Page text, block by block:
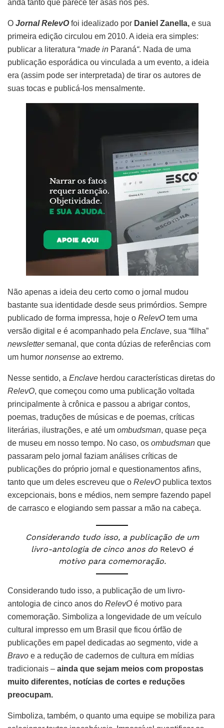
anda tanto que parece ter asas nos pés.
O Jornal RelevOfoi idealizado por Daniel Zanella, e sua
primeira edição circulou em 2010. A ideia era simples:
publicar a literatura “made in Paraná“. Nada de uma
publicação esporádica ou vinculada a um evento, a ideia
era (assim pode ser interpretada) de tirar os autores de
suas tocas e publicá-los mensalmente.
Não apenas a ideia deu certo como o jornal mudou
bastante sua identidade desde seus primórdios. Sempre
publicado de forma impressa, hoje o RelevO tem uma
versão digital e é acompanhado pela Enclave, sua “filha”
newslettersemanal, que conta dúzias de referências com
um humor nonsense ao extremo.
Nesse sentido, a Enclave herdou características diretas do
RelevO, que começou como uma publicação voltada
principalmente à crônica e passou a abrigar contos,
poemas, traduções de músicas e de poemas, críticas
literárias, ilustrações, e até um ombudsman, quase peça
de museu em nosso tempo. No caso, os ombudsman que
passaram pelo jornal faziam análises críticas de
publicações do próprio jornal e questionamentos afins,
tanto que um deles escreveu que o RelevO publica textos
excepcionais, bons e médios, nem sempre fazendo papel
de carrasco e elogiando sem passar a mão na cabeça.
Considerando tudo isso, a publicação de um
livro-antologia de cinco anos do RelevO é
motivo para comemoração.
Considerando tudo isso, a publicação de um livro-
antologia de cinco anos do RelevO é motivo para
comemoração. Simboliza a longevidade de um veículo
cultural impresso em um Brasil que ficou órfão de
publicações em papel dedicadas ao segmento, vide a
Bravo e a redução de cadernos de cultura em mídias
tradicionais – ainda que sejam meios com propostas
muito diferentes, notícias de cortes e reduções
preocupam.
Simboliza, também, o quanto uma equipe se mobiliza para